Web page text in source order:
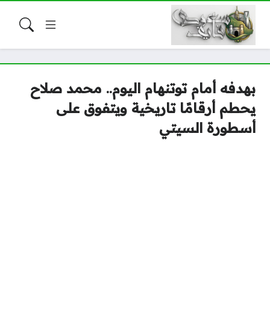
بهدفه أمام توتنهام اليوم.. محمد صلاح
يحطم أرقامًا تاريخية ويتفوق على
أسطورة السيتي